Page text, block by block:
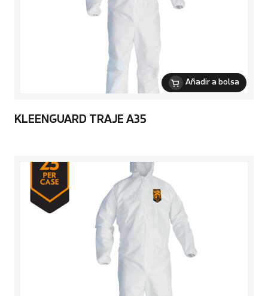
Añadir a bolsa
KLEENGUARD TRAJE A35